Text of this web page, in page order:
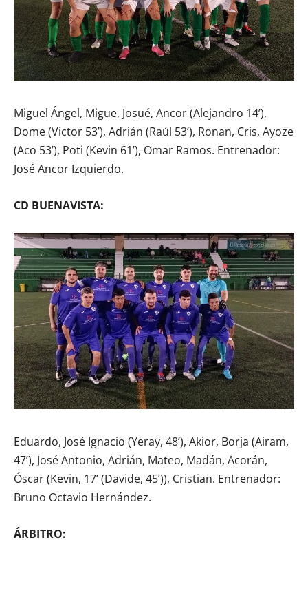
Miguel Ángel, Migue, Josué, Ancor (Alejandro 14’),
Dome (Victor 53’), Adrián (Raúl 53’), Ronan, Cris, Ayoze
(Aco 53’), Poti (Kevin 61’), Omar Ramos. Entrenador:
José Ancor Izquierdo.
CD BUENAVISTA:
Eduardo, José Ignacio (Yeray, 48’), Akior, Borja (Airam,
47’), José Antonio, Adrián, Mateo, Madán, Acorán,
Óscar (Kevin, 17’ (Davide, 45’)), Cristian. Entrenador:
Bruno Octavio Hernández.
ÁRBITRO: